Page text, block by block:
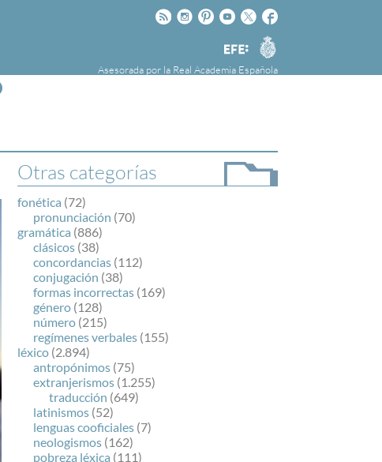
Facebook
Twitter
Youtube
Pinteres
Instagram
Rss
Agencia
EFE
Asesorada por la Real Academia Española
la Agencia Efe y la Real Academia Española,
cuyo objetivo es colaborar con el buen uso del
español en los medios de comunicación y en
Internet.
Otras categorías
fonética (72)
pronunciación (70)
gramática (886)
clásicos (38)
concordancias (112)
conjugación (38)
formas incorrectas (169)
género (128)
número (215)
regímenes verbales (155)
léxico (2.894)
antropónimos (75)
extranjerismos (1.255)
traducción (649)
latinismos (52)
lenguas cooficiales (7)
neologismos (162)
pobreza léxica (111)